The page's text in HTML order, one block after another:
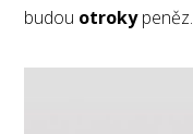
budou otrokypeněz.